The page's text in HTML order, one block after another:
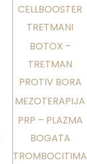
CELLBOOSTER
TRETMANI
BOTOX –
TRETMAN
PROTIV BORA
MEZOTERAPIJA
PRP – PLAZMA
BOGATA
TROMBOCITIMA